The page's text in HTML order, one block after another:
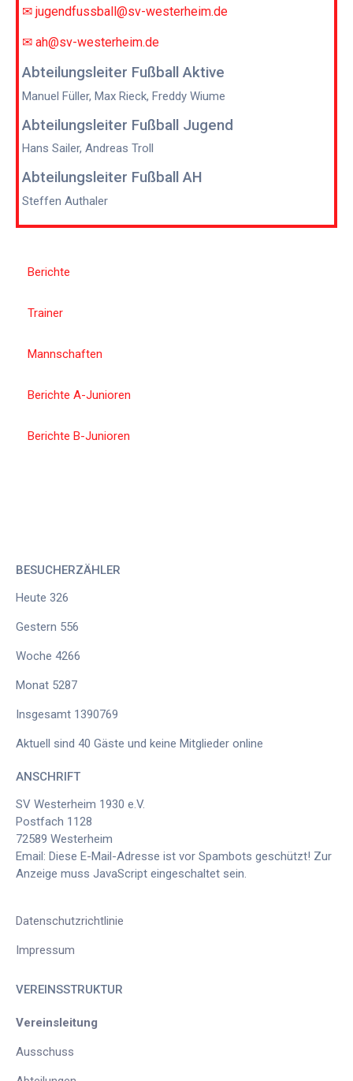
✉ jugendfussball@sv-westerheim.de
✉ ah@sv-westerheim.de
Abteilungsleiter Fußball Aktive
Manuel Füller, Max Rieck, Freddy Wiume
Abteilungsleiter Fußball Jugend
Hans Sailer, Andreas Troll
Abteilungsleiter Fußball AH
Steffen Authaler
Berichte
Trainer
Mannschaften
Berichte A-Junioren
Berichte B-Junioren
BESUCHERZÄHLER
Heute 326
Gestern 556
Woche 4266
Monat 5287
Insgesamt 1390769
Aktuell sind 40 Gäste und keine Mitglieder online
ANSCHRIFT
SV Westerheim 1930 e.V.
Postfach 1128
72589 Westerheim
Email: Diese E-Mail-Adresse ist vor Spambots geschützt! Zur
Anzeige muss JavaScript eingeschaltet sein.
Datenschutzrichtlinie
Impressum
VEREINSSTRUKTUR
Vereinsleitung
Ausschuss